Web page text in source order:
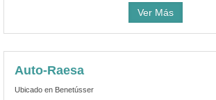
Ver Más
Auto-Raesa
Ubicado en Benetússer